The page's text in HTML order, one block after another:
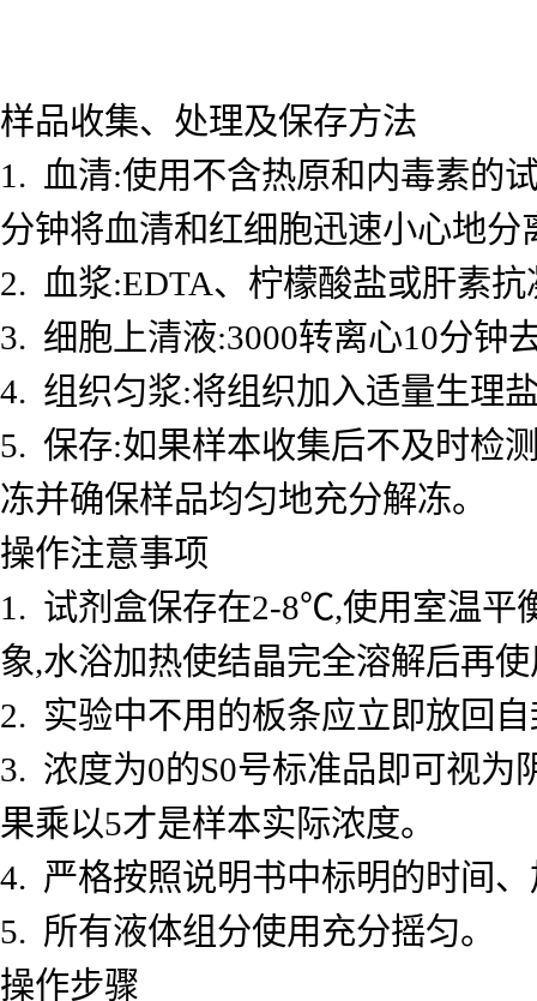
样品收集、处理及保存方法
1. 血清:使用不含热原和内毒素的
分钟将血清和红细胞迅速小心地分
2. 血浆:EDTA、柠檬酸盐或肝素
3. 细胞上清液:3000转离心10分钟
4. 组织匀浆:将组织加入适量生理
5. 保存:如果样本收集后不及时检
冻并确保样品均匀地充分解冻。
操作注意事项
1. 试剂盒保存在2-8℃,使用室温平
象,水浴加热使结晶完全溶解后再
2. 实验中不用的板条应立即放回
3. 浓度为0的S0号标准品即可视为
果乘以5才是样本实际浓度。
4. 严格按照说明书中标明的时间
5. 所有液体组分使用充分摇匀。
操作步骤